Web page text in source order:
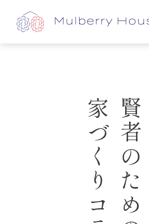
家づくりコラム賢者のための